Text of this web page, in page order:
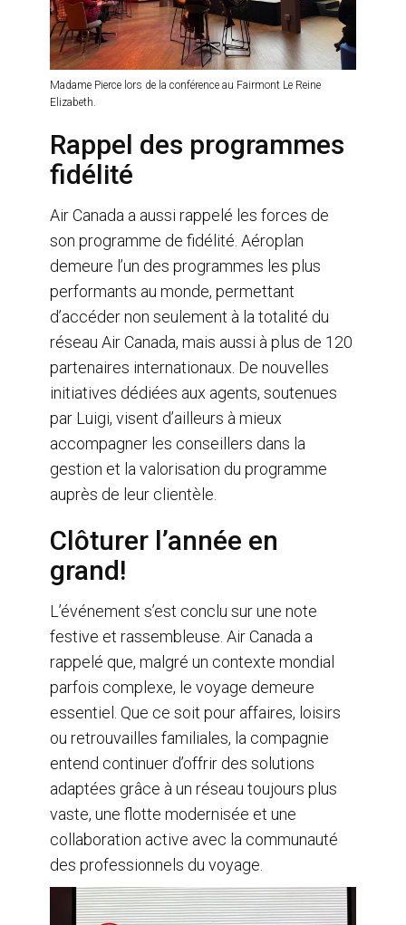
Madame Pierce lors de la conférence au Fairmont Le Reine
Elizabeth.
Rappel des programmes
fidélité
Air Canada a aussi rappelé les forces de
son programme de fidélité. Aéroplan
demeure l’un des programmes les plus
performants au monde, permettant
d’accéder non seulement à la totalité du
réseau Air Canada, mais aussi à plus de 120
partenaires internationaux. De nouvelles
initiatives dédiées aux agents, soutenues
par Luigi, visent d’ailleurs à mieux
accompagner les conseillers dans la
gestion et la valorisation du programme
auprès de leur clientèle.
Clôturer l’année en
grand!
L’événement s’est conclu sur une note
festive et rassembleuse. Air Canada a
rappelé que, malgré un contexte mondial
parfois complexe, le voyage demeure
essentiel. Que ce soit pour affaires, loisirs
ou retrouvailles familiales, la compagnie
entend continuer d’offrir des solutions
adaptées grâce à un réseau toujours plus
vaste, une flotte modernisée et une
collaboration active avec la communauté
des professionnels du voyage.